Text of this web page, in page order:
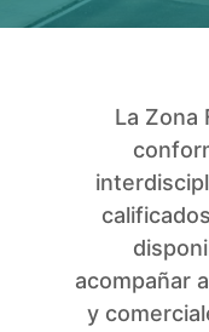
La Zona
acompañar
y